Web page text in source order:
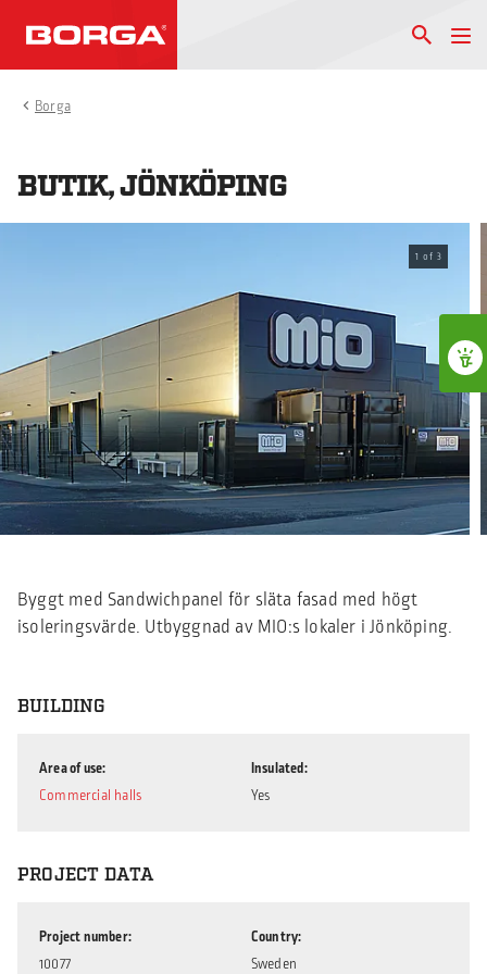
Borga
BUTIK, JÖNKÖPING
1 of 3
Byggt med Sandwichpanel för släta fasad med högt
isoleringsvärde. Utbyggnad av MIO:s lokaler i Jönköping.
BUILDING
Area of use
Commercial halls
Insulated
Yes
PROJECT DATA
Project number
10077
Country
Sweden